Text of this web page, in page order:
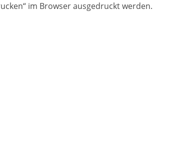
im Browser ausgedruckt werden.